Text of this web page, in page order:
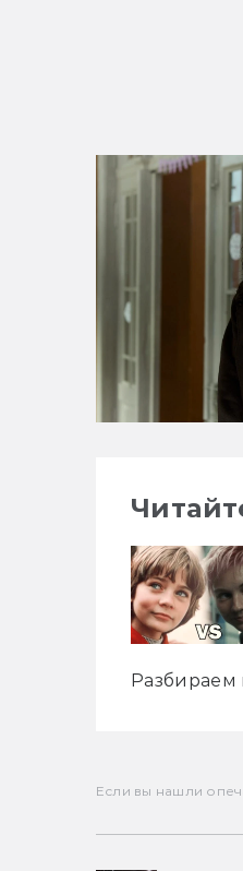
Разбираем
Если вы нашли